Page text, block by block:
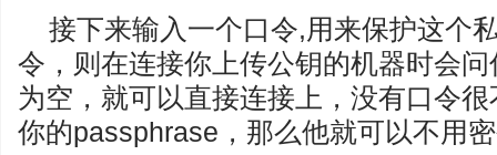
接下来输入一个口令,用来保护这个
令，则在连接你上传公钥的机器时会
为空，就可以直接连接上，没有口令
你的passphrase，那么他就可以不用